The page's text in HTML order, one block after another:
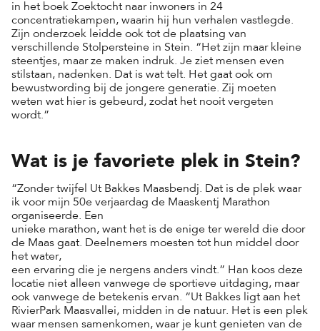
in het boek Zoektocht naar inwoners in 24
concentratiekampen, waarin hij hun verhalen vastlegde.
Zijn onderzoek leidde ook tot de plaatsing van
verschillende Stolpersteine in Stein. “Het zijn maar kleine
steentjes, maar ze maken indruk. Je ziet mensen even
stilstaan, nadenken. Dat is wat telt. Het gaat ook om
bewustwording bij de jongere generatie. Zij moeten
weten wat hier is gebeurd, zodat het nooit vergeten
wordt.”
Wat is je favoriete plek in Stein?
“Zonder twijfel Ut Bakkes Maasbendj. Dat is de plek waar
ik voor mijn 50e verjaardag de Maaskentj Marathon
organiseerde. Een
unieke marathon, want het is de enige ter wereld die door
de Maas gaat. Deelnemers moesten tot hun middel door
het water,
een ervaring die je nergens anders vindt.” Han koos deze
locatie niet alleen vanwege de sportieve uitdaging, maar
ook vanwege de betekenis ervan. “Ut Bakkes ligt aan het
RivierPark Maasvallei, midden in de natuur. Het is een plek
waar mensen samenkomen, waar je kunt genieten van de